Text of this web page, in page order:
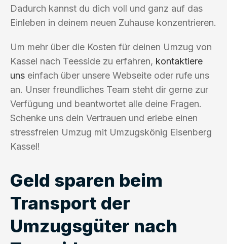
Dadurch kannst du dich voll und ganz auf das
Einleben in deinem neuen Zuhause konzentrieren.
Um mehr über die Kosten für deinen Umzug von
Kassel nach Teesside zu erfahren, kontaktiere
uns einfach über unsere Webseite oder rufe uns
an. Unser freundliches Team steht dir gerne zur
Verfügung und beantwortet alle deine Fragen.
Schenke uns dein Vertrauen und erlebe einen
stressfreien Umzug mit Umzugskönig Eisenberg
Kassel!
Geld sparen beim
Transport der
Umzugsgüter nach